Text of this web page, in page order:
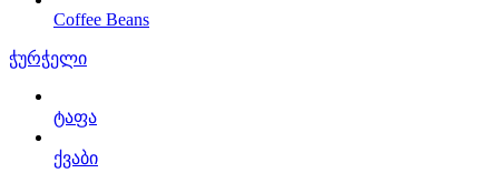
Coffee Beans
ჭურჭელი
ტაფა
ქვაბი